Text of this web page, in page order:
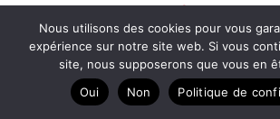
Contact
Plan du site
Politique de
Nous utilisons des cookies pour vous
expérience sur notre site web. Si vous
site, nous supposerons que vous en
Oui
Non Politique de